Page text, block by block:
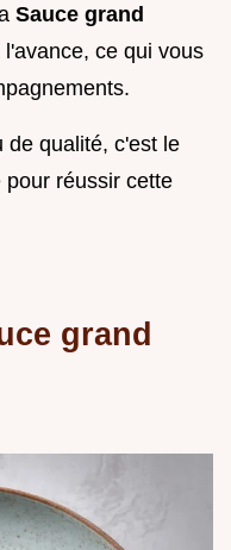
Sauce grand
ce qui vous
de qualité, c'est le
réussir cette
grand